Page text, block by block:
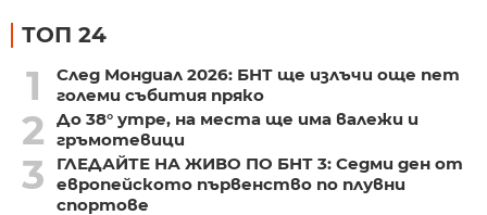
ТОП 24
1
След Мондиал 2026: БНТ ще излъчи още пет
големи събития пряко
2
До 38° утре, на места ще има валежи и
гръмотевици
3
ГЛЕДАЙТЕ НА ЖИВО ПО БНТ 3: Седми ден от
европейското първенство по плувни
спортове